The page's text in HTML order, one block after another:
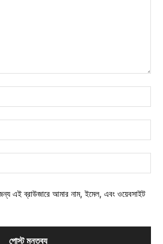
এই ব্রাউজারে আমার নাম, ইমেল, এবং ওয়েবসাইট